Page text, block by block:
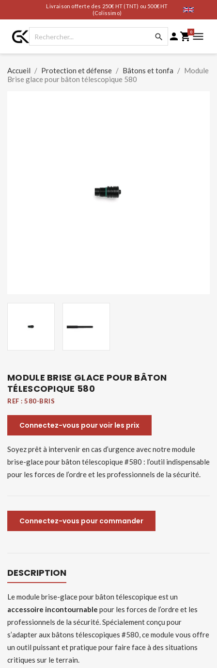
Livraison offerte des 250€ HT (TNT) ou 500€ HT
(Colissimo)
  0
Accueil Protection et défense Bâtons et tonfa
Module
Brise glace pour bâton télescopique 580
MODULE BRISE GLACE POUR BÂTON
TÉLESCOPIQUE 580
REF : 580-BRIS
Connectez-vous pour voir les prix
Soyez prêt à intervenir en cas d’urgence avec notre module
brise-glace pour bâton télescopique #580 : l’outil indispensable
pour les forces de l’ordre et les professionnels de la sécurité.
Connectez-vous pour commander
DESCRIPTION
Le module brise-glace pour bâton télescopique est un
accessoire incontournable pour les forces de l’ordre et les
professionnels de la sécurité. Spécialement conçu pour
s’adapter aux bâtons télescopiques #580, ce module vous offre
un outil puissant et pratique pour faire face à des situations
critiques sur le terrain.